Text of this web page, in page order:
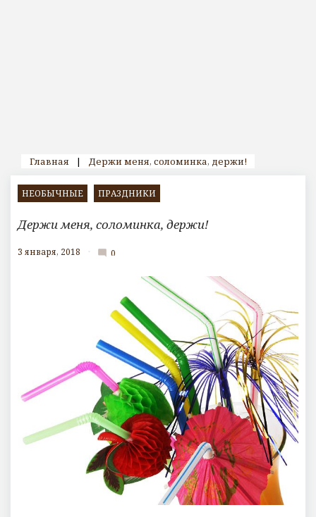
Главная | Держи меня, соломинка, держи!
НЕОБЫЧНЫЕ ПРАЗДНИКИ
Держи меня, соломинка, держи!
3 января, 2018 mode_comment 0
м
е
т
а
и
е
в